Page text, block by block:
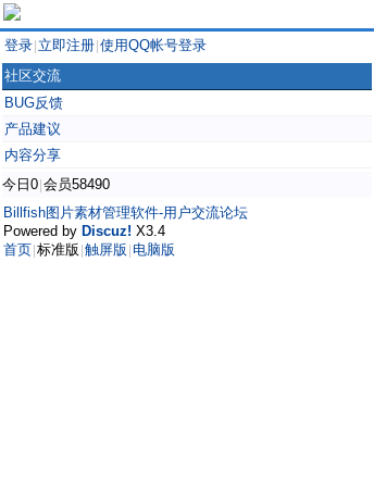
登录 立即注册 使用QQ帐号登录
社区交流
BUG反馈
产品建议
内容分享
今日0 会员58490
Billfish图片素材管理软件-用户交流论坛
Powered by Discuz! X3.4
首页 标准版 触屏版 电脑版